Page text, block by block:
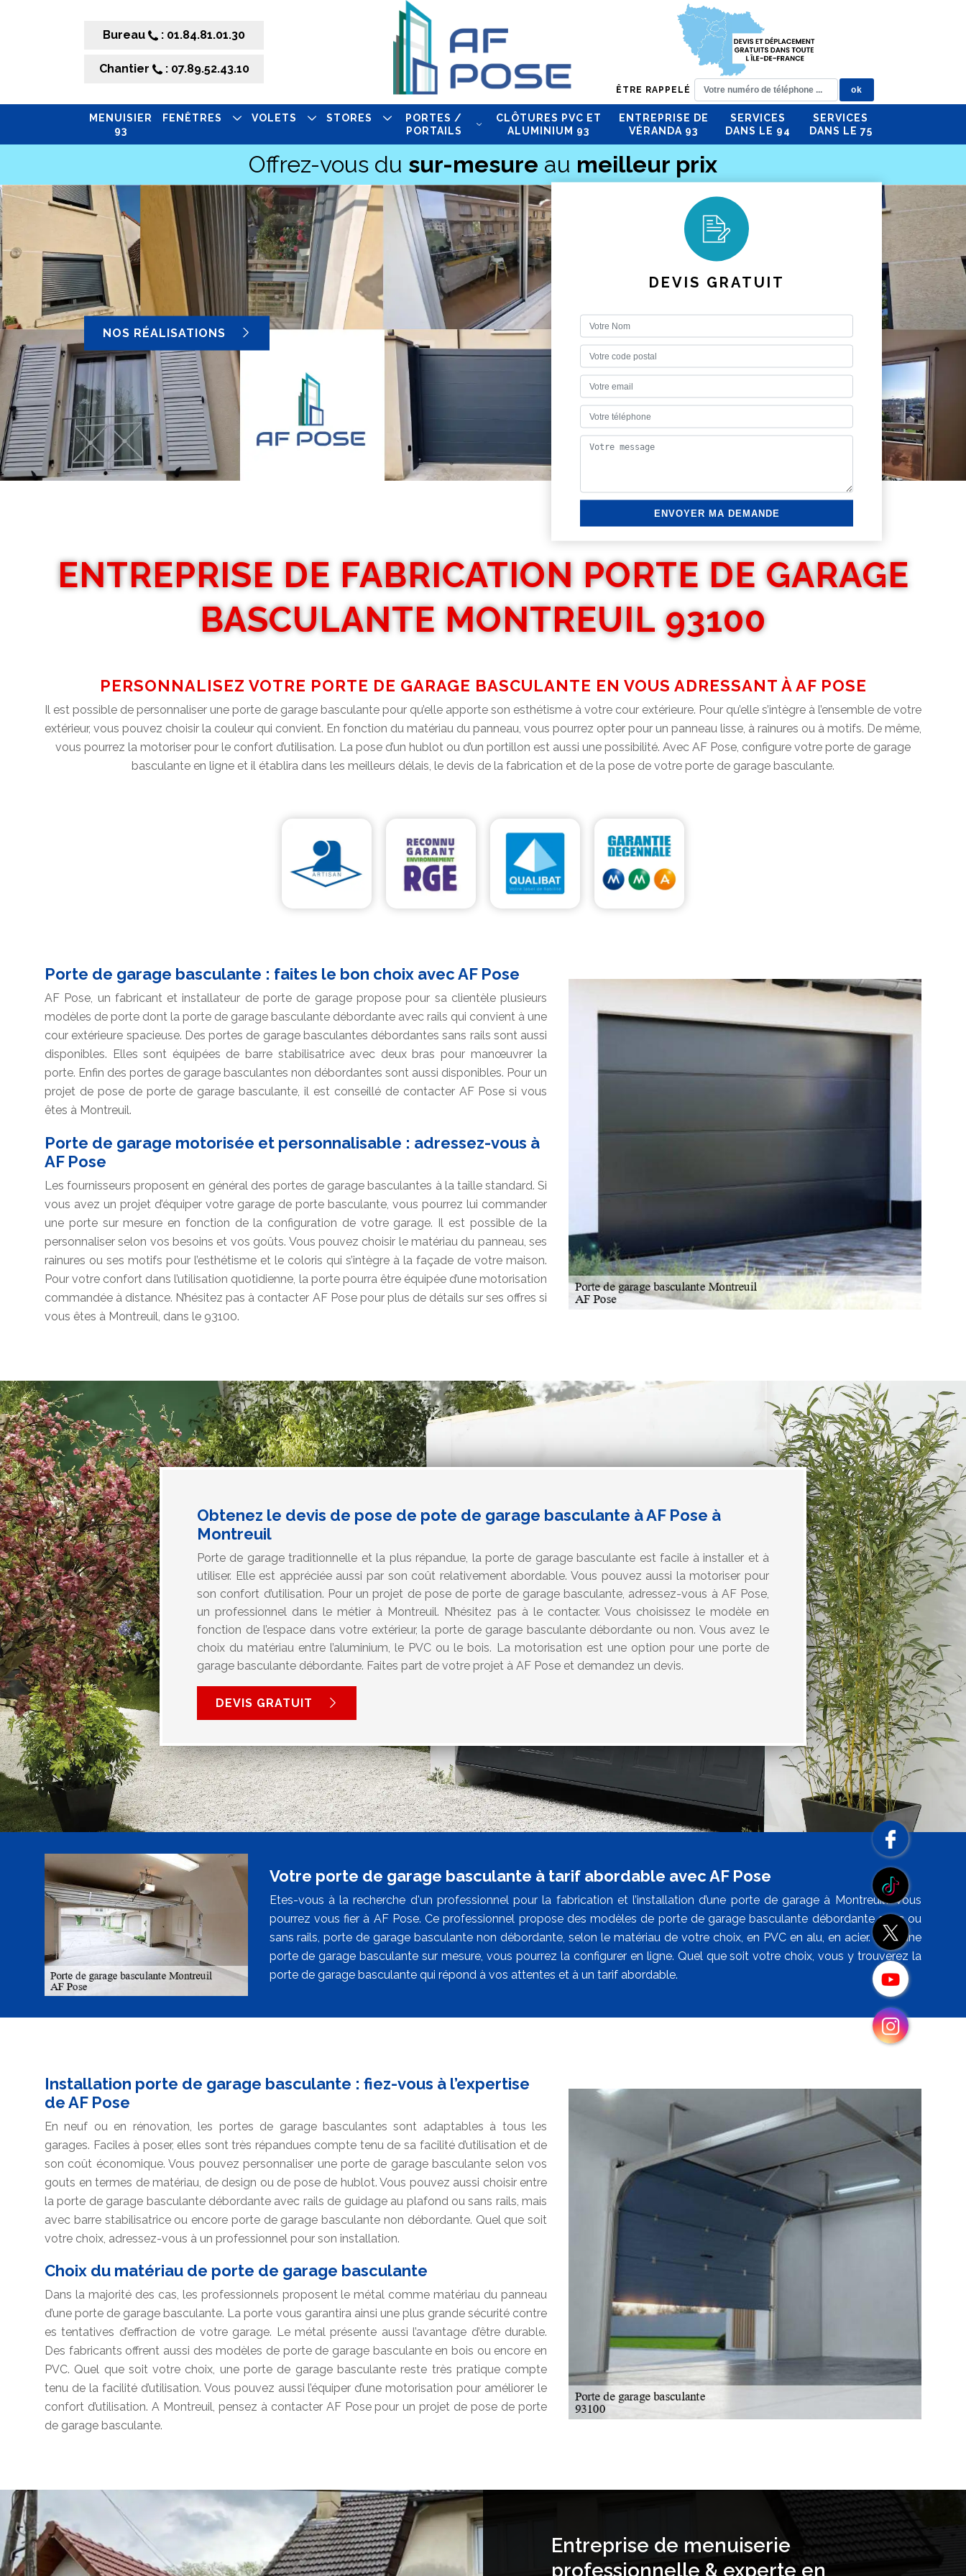
Bureau : 01.84.81.01.30
Chantier : 07.89.52.43.10
ÊTRE RAPPELÉ
MENUISIER
93
FENÊTRES VOLETS STORES
PORTES /
PORTAILS
CLÔTURES PVC ET
ALUMINIUM 93
ENTREPRISE DE
VÉRANDA 93
SERVICES
DANS LE 94
SERVICES
DANS LE 75
Offrez-vous du sur-mesure au meilleur prix
NOS RÉALISATIONS
DEVIS GRATUIT
ENTREPRISE DE FABRICATION PORTE DE GARAGE
BASCULANTE MONTREUIL 93100
PERSONNALISEZ VOTRE PORTE DE GARAGE BASCULANTE EN VOUS ADRESSANT À AF POSE
Il est possible de personnaliser une porte de garage basculante pour qu’elle apporte son esthétisme à votre cour extérieure. Pour qu’elle s’intègre à l’ensemble de votre
extérieur, vous pouvez choisir la couleur qui convient. En fonction du matériau du panneau, vous pourrez opter pour un panneau lisse, à rainures ou à motifs. De même,
vous pourrez la motoriser pour le confort d’utilisation. La pose d’un hublot ou d’un portillon est aussi une possibilité. Avec AF Pose, configure votre porte de garage
basculante en ligne et il établira dans les meilleurs délais, le devis de la fabrication et de la pose de votre porte de garage basculante.
Porte de garage basculante : faites le bon choix avec AF Pose
AF Pose, un fabricant et installateur de porte de garage propose pour sa clientèle plusieurs
modèles de porte dont la porte de garage basculante débordante avec rails qui convient à une
cour extérieure spacieuse. Des portes de garage basculantes débordantes sans rails sont aussi
disponibles. Elles sont équipées de barre stabilisatrice avec deux bras pour manœuvrer la
porte. Enfin des portes de garage basculantes non débordantes sont aussi disponibles. Pour un
projet de pose de porte de garage basculante, il est conseillé de contacter AF Pose si vous
êtes à Montreuil.
Porte de garage motorisée et personnalisable : adressez-vous à
AF Pose
Les fournisseurs proposent en général des portes de garage basculantes à la taille standard. Si
vous avez un projet d’équiper votre garage de porte basculante, vous pourrez lui commander
une porte sur mesure en fonction de la configuration de votre garage. Il est possible de la
personnaliser selon vos besoins et vos goûts. Vous pouvez choisir le matériau du panneau, ses
rainures ou ses motifs pour l’esthétisme et le coloris qui s’intègre à la façade de votre maison.
Pour votre confort dans l’utilisation quotidienne, la porte pourra être équipée d’une motorisation
commandée à distance. N’hésitez pas à contacter AF Pose pour plus de détails sur ses offres si
vous êtes à Montreuil, dans le 93100.
Obtenez le devis de pose de pote de garage basculante à AF Pose à
Montreuil
Porte de garage traditionnelle et la plus répandue, la porte de garage basculante est facile à installer et à
utiliser. Elle est appréciée aussi par son coût relativement abordable. Vous pouvez aussi la motoriser pour
son confort d’utilisation. Pour un projet de pose de porte de garage basculante, adressez-vous à AF Pose,
un professionnel dans le métier à Montreuil. N’hésitez pas à le contacter. Vous choisissez le modèle en
fonction de l’espace dans votre extérieur, la porte de garage basculante débordante ou non. Vous avez le
choix du matériau entre l’aluminium, le PVC ou le bois. La motorisation est une option pour une porte de
garage basculante débordante. Faites part de votre projet à AF Pose et demandez un devis.
DEVIS GRATUIT
Votre porte de garage basculante à tarif abordable avec AF Pose
Etes-vous à la recherche d'un professionnel pour la fabrication et l’installation d’une porte de garage à Montreuil? Vous
pourrez vous fier à AF Pose. Ce professionnel propose des modèles de porte de garage basculante débordante avec ou
sans rails, porte de garage basculante non débordante, selon le matériau de votre choix, en PVC en alu, en acier. Pour une
porte de garage basculante sur mesure, vous pourrez la configurer en ligne. Quel que soit votre choix, vous y trouverez la
porte de garage basculante qui répond à vos attentes et à un tarif abordable.
Installation porte de garage basculante : fiez-vous à l’expertise
de AF Pose
En neuf ou en rénovation, les portes de garage basculantes sont adaptables à tous les
garages. Faciles à poser, elles sont très répandues compte tenu de sa facilité d’utilisation et de
son coût économique. Vous pouvez personnaliser une porte de garage basculante selon vos
gouts en termes de matériau, de design ou de pose de hublot. Vous pouvez aussi choisir entre
la porte de garage basculante débordante avec rails de guidage au plafond ou sans rails, mais
avec barre stabilisatrice ou encore porte de garage basculante non débordante. Quel que soit
votre choix, adressez-vous à un professionnel pour son installation.
Choix du matériau de porte de garage basculante
Dans la majorité des cas, les professionnels proposent le métal comme matériau du panneau
d’une porte de garage basculante. La porte vous garantira ainsi une plus grande sécurité contre
es tentatives d’effraction de votre garage. Le métal présente aussi l’avantage d’être durable.
Des fabricants offrent aussi des modèles de porte de garage basculante en bois ou encore en
PVC. Quel que soit votre choix, une porte de garage basculante reste très pratique compte
tenu de la facilité d’utilisation. Vous pouvez aussi l’équiper d’une motorisation pour améliorer le
confort d’utilisation. A Montreuil, pensez à contacter AF Pose pour un projet de pose de porte
de garage basculante.
Entreprise de menuiserie
professionnelle & experte en